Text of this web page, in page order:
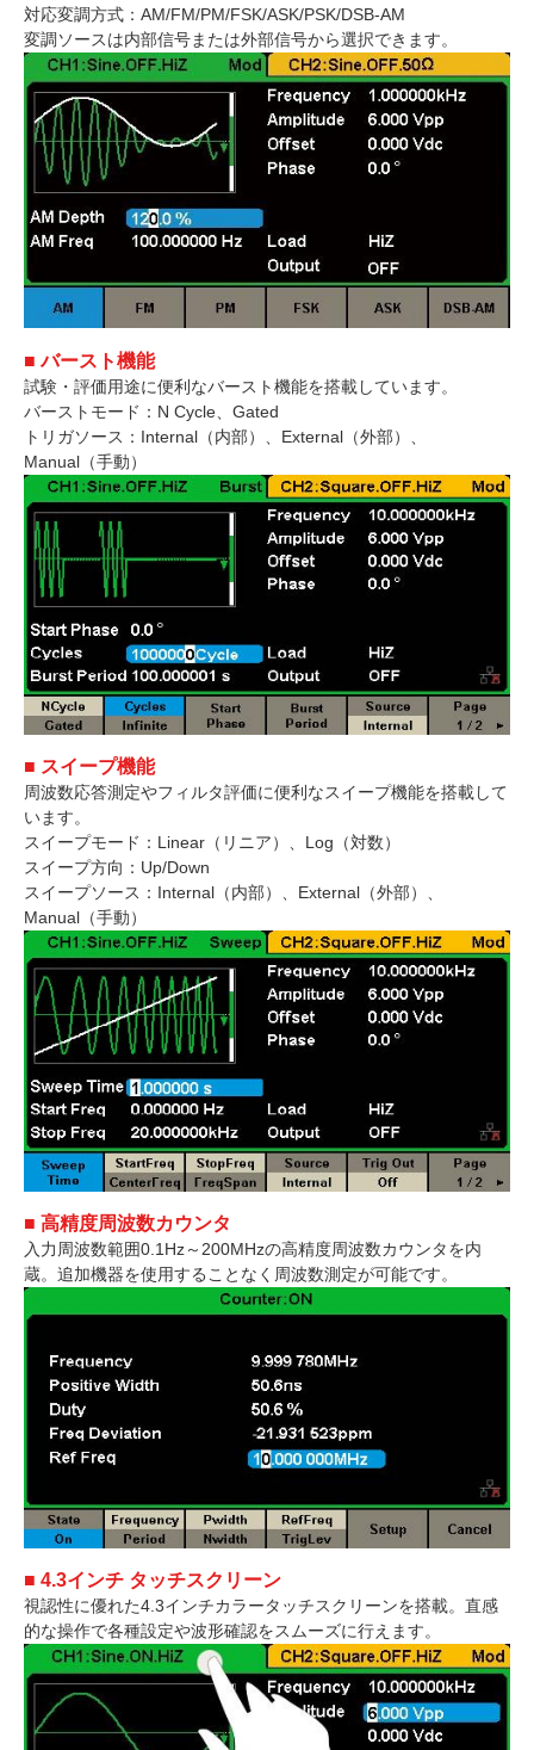
対応変調方式：AM/FM/PM/FSK/ASK/PSK/DSB-AM
変調ソースは内部信号または外部信号から選択できます。
■ バースト機能
試験・評価用途に便利なバースト機能を搭載しています。
バーストモード：N Cycle、Gated
トリガソース：Internal（内部）、External（外部）、
Manual（手動）
■ スイープ機能
周波数応答測定やフィルタ評価に便利なスイープ機能を搭載して
います。
スイープモード：Linear（リニア）、Log（対数）
スイープ方向：Up/Down
スイープソース：Internal（内部）、External（外部）、
Manual（手動）
■ 高精度周波数カウンタ
入力周波数範囲0.1Hz～200MHzの高精度周波数カウンタを内
蔵。追加機器を使用することなく周波数測定が可能です。
■ 4.3インチ タッチスクリーン
視認性に優れた4.3インチカラータッチスクリーンを搭載。直感
的な操作で各種設定や波形確認をスムーズに行えます。